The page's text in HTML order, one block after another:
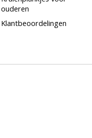
ouderen
Klantbeoordelingen